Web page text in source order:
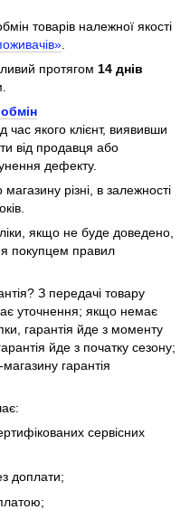
товарів належної якості
протягом 14 днів
час якого клієнт, виявивши
від продавця або
дефекту.
різні, в залежності
якщо не буде доведено,
покупцем правил
З передачі товару
уточнення; якщо немає
гарантія йде з моменту
йде з початку сезону;
гарантія
сервісних
доплати;